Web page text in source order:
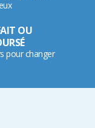
OU
pour changer